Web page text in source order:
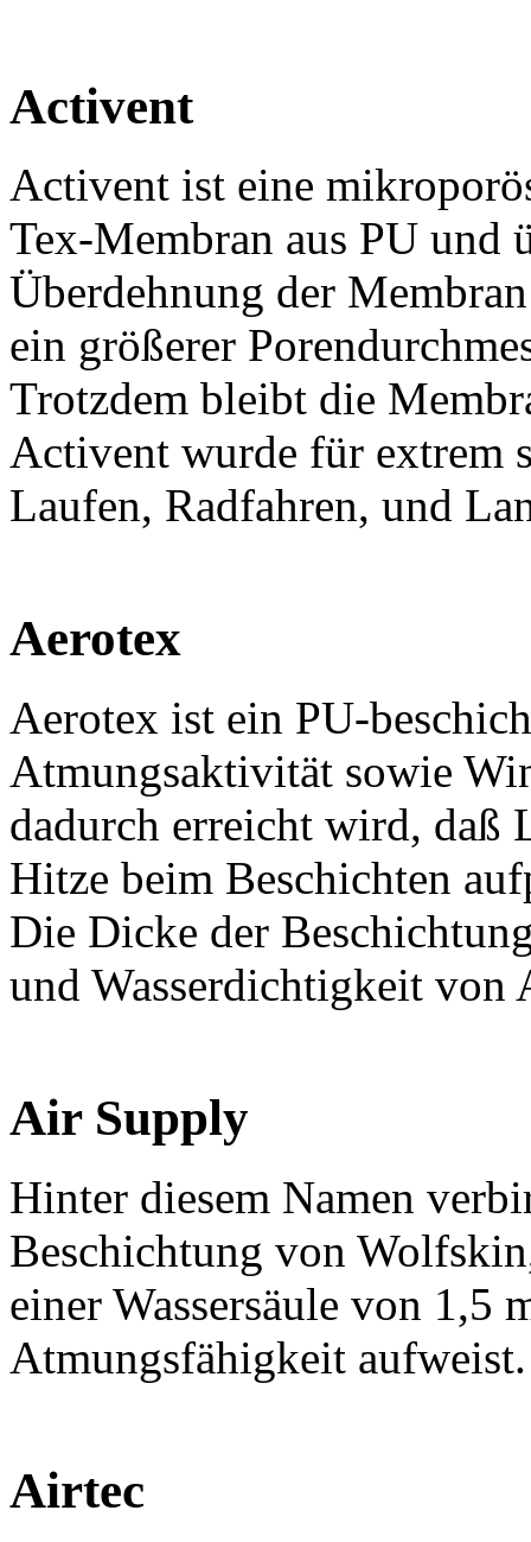
Activent
Activent ist eine
Tex-Membran aus PU und
Überdehnung der
ein größerer
Trotzdem bleibt die
Activent wurde für extrem
Laufen, Radfahren, und
Aerotex
Aerotex ist ein PU-
Atmungsaktivität sowie
dadurch erreicht wird, daß
Hitze beim Beschichten
Die Dicke der
und Wasserdichtigkeit von
Air Supply
Hinter diesem Namen
Beschichtung von
einer Wassersäule von 1,5
Atmungsfähigkeit aufweist.
Airtec